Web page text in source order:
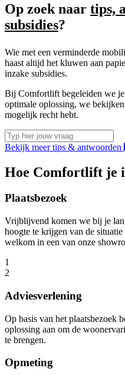
Op zoek naar tips,
subsidies?
Wie met een verminderde
haast altijd het kluwen aan
inzake subsidies.
Bij Comfortlift begeleiden we
optimale oplossing, we
mogelijk recht hebt.
Bekijk meer tips & antwoorden
Hoe Comfortlift je
Plaatsbezoek
Vrijblijvend komen we bij je
hoogte te krijgen van de
welkom in een van onze
1
2
Adviesverlening
Op basis van het plaatsbezoek
oplossing aan om de
te brengen.
Opmeting